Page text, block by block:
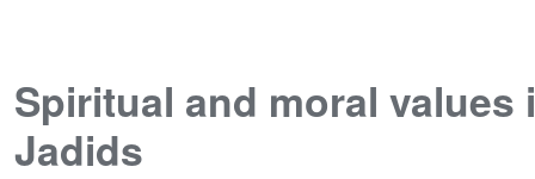
Spiritual and moral
Jadids